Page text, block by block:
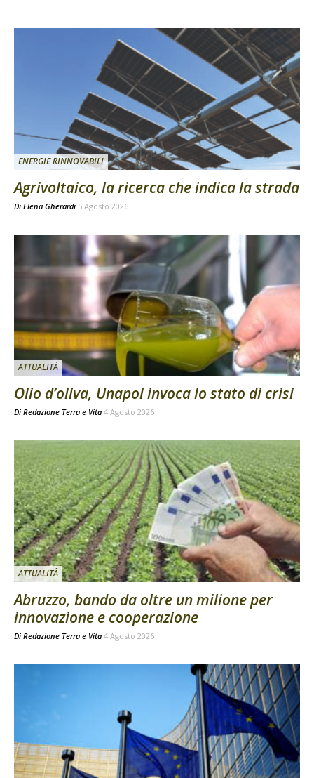
ENERGIE RINNOVABILI
Agrivoltaico, la ricerca che indica la strada
Di Elena Gherardi 5 Agosto 2026
ATTUALITÀ
Olio d’oliva, Unapol invoca lo stato di crisi
Di Redazione Terra e Vita 4 Agosto 2026
ATTUALITÀ
Abruzzo, bando da oltre un milione per
innovazione e cooperazione
Di Redazione Terra e Vita 4 Agosto 2026